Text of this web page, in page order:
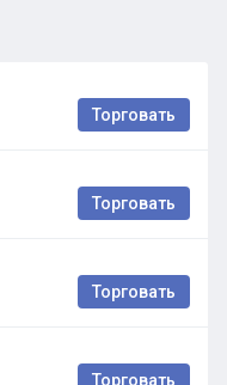
Торговать
Торговать
Торговать
Торговать